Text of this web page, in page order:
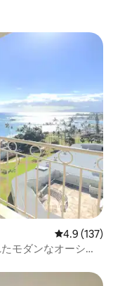
レビュー137
4.9 (137)
モダンなオーシャ